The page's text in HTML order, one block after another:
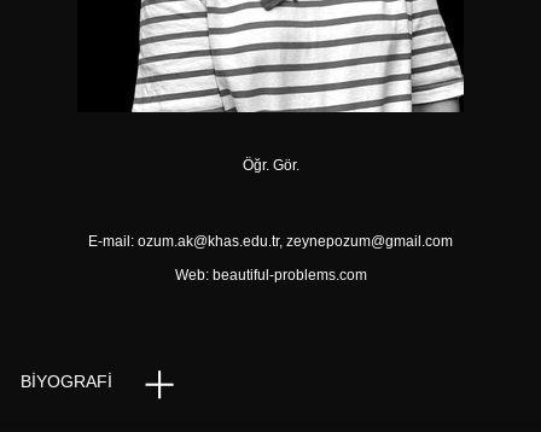
Öğr. Gör.
E-mail: ozum.ak@khas.edu.tr, zeynepozum@gmail.com
Web: beautiful-problems.com
BIYOGRAFI